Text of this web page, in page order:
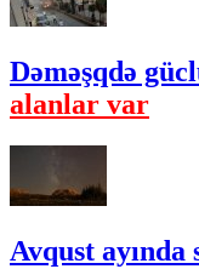
Dəməşqdə
alanlar var
Avqust